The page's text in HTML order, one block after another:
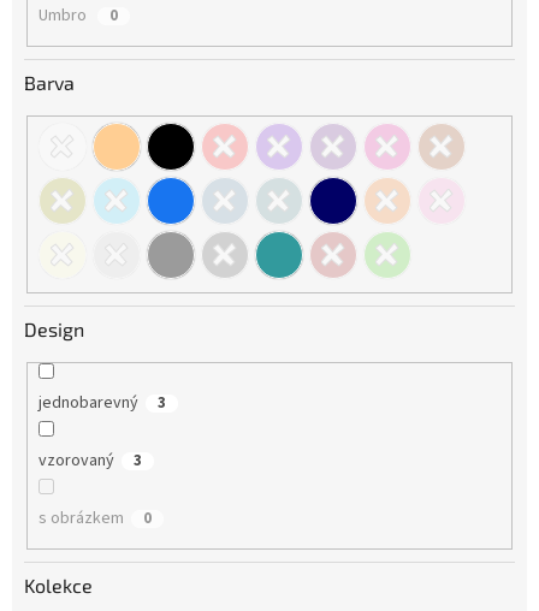
Umbro 0
Barva
Design
jednobarevný 3
vzorovaný 3
s obrázkem 0
Kolekce